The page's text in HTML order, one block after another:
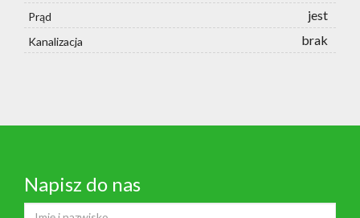
Prąd jest
Kanalizacja brak
Napisz do nas